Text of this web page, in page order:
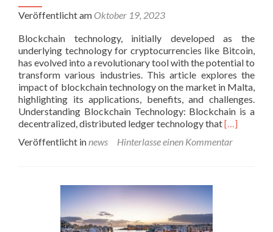
Veröffentlicht am Oktober 19, 2023
Blockchain technology, initially developed as the
underlying technology for cryptocurrencies like Bitcoin,
has evolved into a revolutionary tool with the potential to
transform various industries. This article explores the
impact of blockchain technology on the market in Malta,
highlighting its applications, benefits, and challenges.
Understanding Blockchain Technology: Blockchain is a
decentralized, distributed ledger technology thatLesen
mehr
[…]
Veröffentlicht innews Hinterlasse einen Kommentar